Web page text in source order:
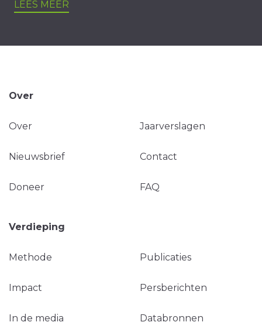
LEES MEER
Over
Over Jaarverslagen
Nieuwsbrief Contact
Doneer FAQ
Verdieping
Methode Publicaties
Impact Persberichten
In de media Databronnen